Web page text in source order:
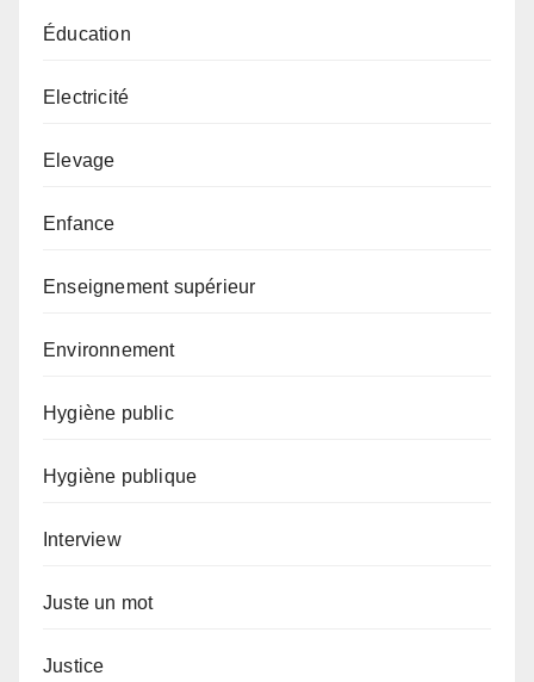
Éducation
Electricité
Elevage
Enfance
Enseignement supérieur
Environnement
Hygiène public
Hygiène publique
Interview
Juste un mot
Justice